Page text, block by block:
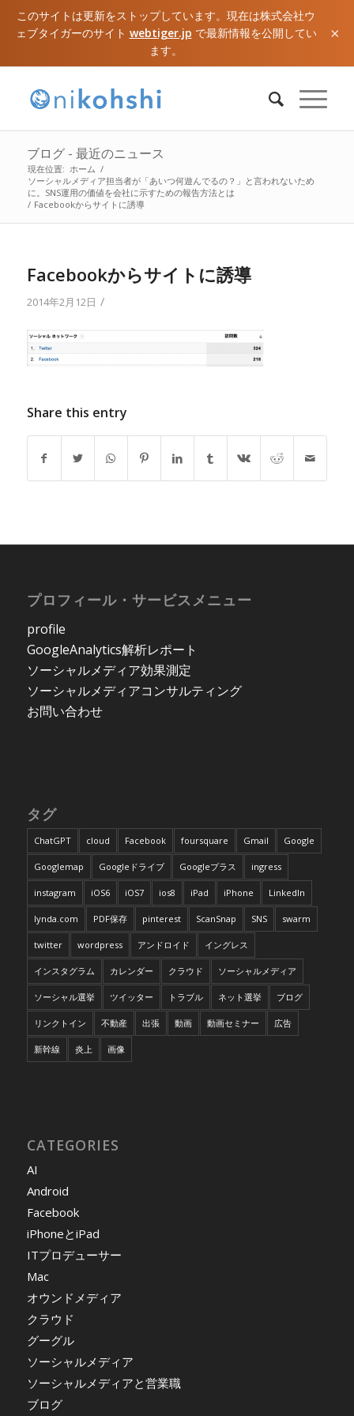
このサイトは更新をストップしています。現在は株式会社ウ
ェブタイガーのサイト webtiger.jp で最新情報を公開してい
ます。
×
ブログ - 最近のニュース
現在位置: ホーム /
ソーシャルメディア担当者が「あいつ何遊んでるの？」と言われないため
に。SNS運用の価値を会社に示すための報告方法とは
/ Facebookからサイトに誘導
Facebookからサイトに誘導
2014年2月12日 /
Share this entry
プロフィール・サービスメニュー
profile
GoogleAnalytics解析レポート
ソーシャルメディア効果測定
ソーシャルメディアコンサルティング
お問い合わせ
タグ
ChatGPT cloud Facebook foursquare Gmail Google
Googlemap Googleドライブ Googleプラス ingress
instagram iOS6 iOS7 ios8 iPad iPhone LinkedIn
lynda.com PDF保存 pinterest ScanSnap SNS swarm
twitter wordpress アンドロイド イングレス
インスタグラム カレンダー クラウド ソーシャルメディア
ソーシャル選挙 ツイッター トラブル ネット選挙 ブログ
リンクトイン 不動産 出張 動画 動画セミナー 広告
新幹線 炎上 画像
CATEGORIES
AI
Android
Facebook
iPhoneとiPad
ITプロデューサー
Mac
オウンドメディア
クラウド
グーグル
ソーシャルメディア
ソーシャルメディアと営業職
ブログ